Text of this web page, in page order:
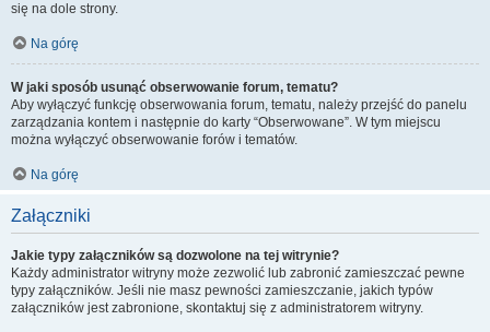
się na dole strony.
Na górę
W jaki sposób usunąć obserwowanie forum, tematu?
Aby wyłączyć funkcję obserwowania forum, tematu, należy przejść do panelu
zarządzania kontem i następnie do karty “Obserwowane”. W tym miejscu
można wyłączyć obserwowanie forów i tematów.
Na górę
Załączniki
Jakie typy załączników są dozwolone na tej witrynie?
Każdy administrator witryny może zezwolić lub zabronić zamieszczać pewne
typy załączników. Jeśli nie masz pewności zamieszczanie, jakich typów
załączników jest zabronione, skontaktuj się z administratorem witryny.